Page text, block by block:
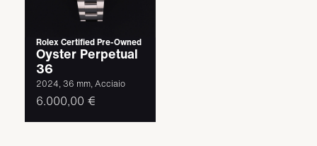
Rolex Certified Pre-Owned
Oyster Perpetual
36
2024, 36 mm, Acciaio
6.000,00 €